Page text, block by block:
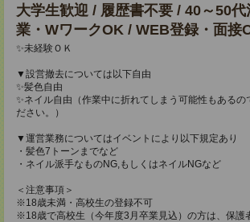
大学生歓迎 / 履歴書不要 / 40～50代
業・WワークOK / WEB登録・面接
✨未経験ＯＫ
▼設営撤去については以下自由
✨髪色自由
✨ネイル自由（作業中に折れてしまう可能性もあるの
ださい。）
▼運営業務についてはイベントにより以下規定あり
・髪色7トーンまでなど
・ネイル派手なものNG,もしくはネイルNGなど
＜注意事項＞
※18歳未満・高校生の登録不可
※18歳で高校生（今年度3月卒業見込）の方は、保護